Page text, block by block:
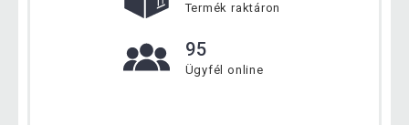
Termék raktáron
95
Ügyfél online